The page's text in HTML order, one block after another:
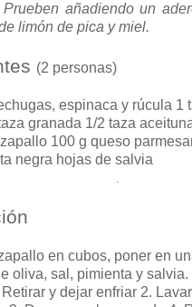
Prueben añadiendo un
limón de pica y miel.
(2 personas)
espinaca y rúcula 1
granada 1/2 taza
100 g queso
negra hojas de salvia
.
en cubos, poner en
oliva, sal, pimienta y salvia.
Retirar y dejar enfriar 2.